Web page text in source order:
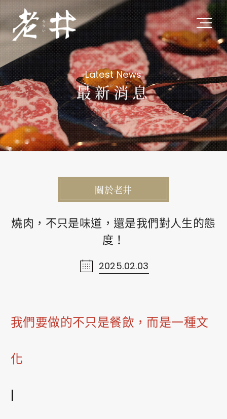
關於老井
About Us
私たちについて
最新消息
Latest News
関連ブランド
線上購物
聯絡我們
Latest News
最新消息
關於老井
燒肉，不只是味道，還是我們對人生的態
度！
2025.02.03
我們要做的不只是餐飲，而是一種文
化
|